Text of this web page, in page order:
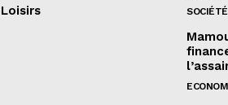
Loisirs
SOCIÉTÉ